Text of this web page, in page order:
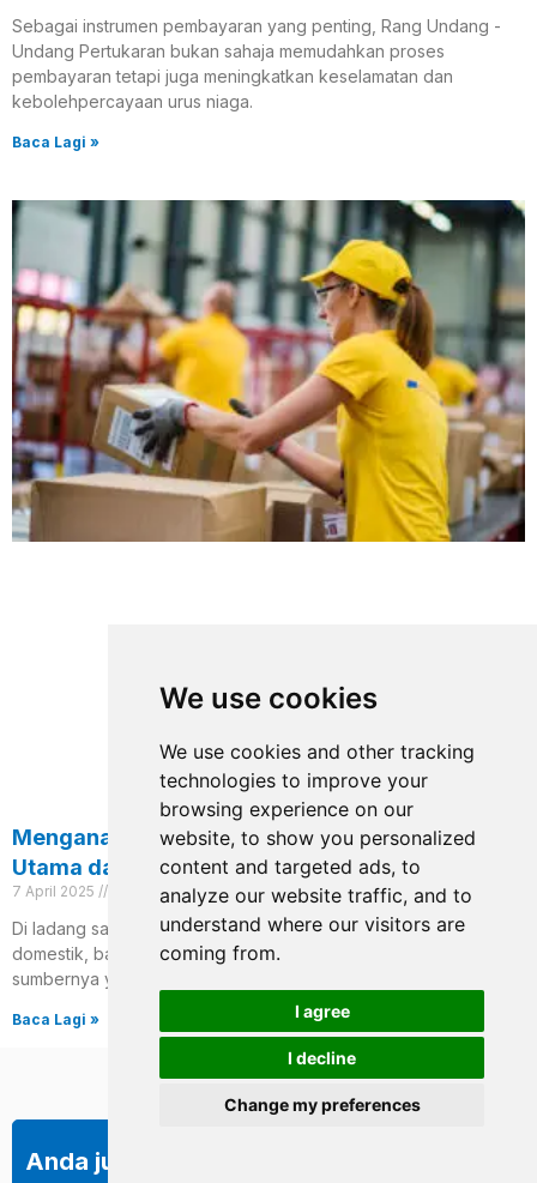
We use cookies
We use cookies and other tracking
technologies to improve your
browsing experience on our
website, to show you personalized
content and targeted ads, to
analyze our website traffic, and to
understand where our visitors are
coming from.
I agree
I decline
Change my preferences
Sebagai instrumen pembayaran yang penting, Rang Undang -
Undang Pertukaran bukan sahaja memudahkan proses
pembayaran tetapi juga meningkatkan keselamatan dan
kebolehpercayaan urus niaga.
Baca Lagi »
Menganalisis Pengangkutan Alibaba: Pautan
Utama dan Strategi Penjimatan Kos
7 April 2025 Tiada komen
Di ladang salib – perdagangan sempadan dan logistik pukal
domestik, barang alibaba, dengan keupayaan integrasi
sumbernya yang kuat dan perkhidmatan profesional, mempunyai
Baca Lagi »
Anda juga akan mendapat laporan
h
a